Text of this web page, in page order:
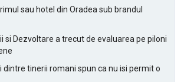
sau hotel din Oradea sub brandul
si Dezvoltare a trecut de evaluarea pe piloni
dintre tinerii romani spun ca nu isi permit o